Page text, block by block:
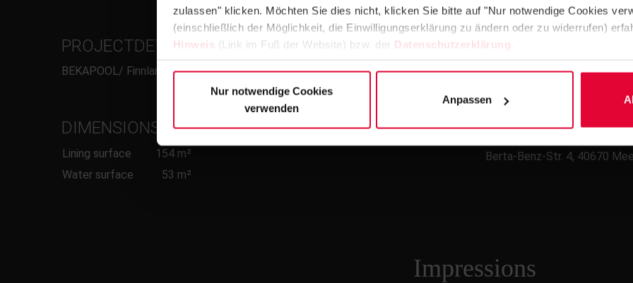
zulassen" klicken. Möchten Sie dies nicht, klicken Sie bitte auf "Nur notwendige Cookies
(einschließlich der Möglichkeit, die Einwilligungserklärung zu ändern oder zu widerrufen)
Hinweis (Link im Fuß der Website) bzw. der Datenschutzerklärung
Nur notwendige Cookies
verwenden
Anpassen
PROJECTDETAILS/RINNE
BEKAPOOL/ Finnland
DIMENSIONS
Lining surface
154 m²
Water surface
53 m²
COMPLETION
2017
ADDRESS
Berta-Benz-Str. 4, 40670
Impressions